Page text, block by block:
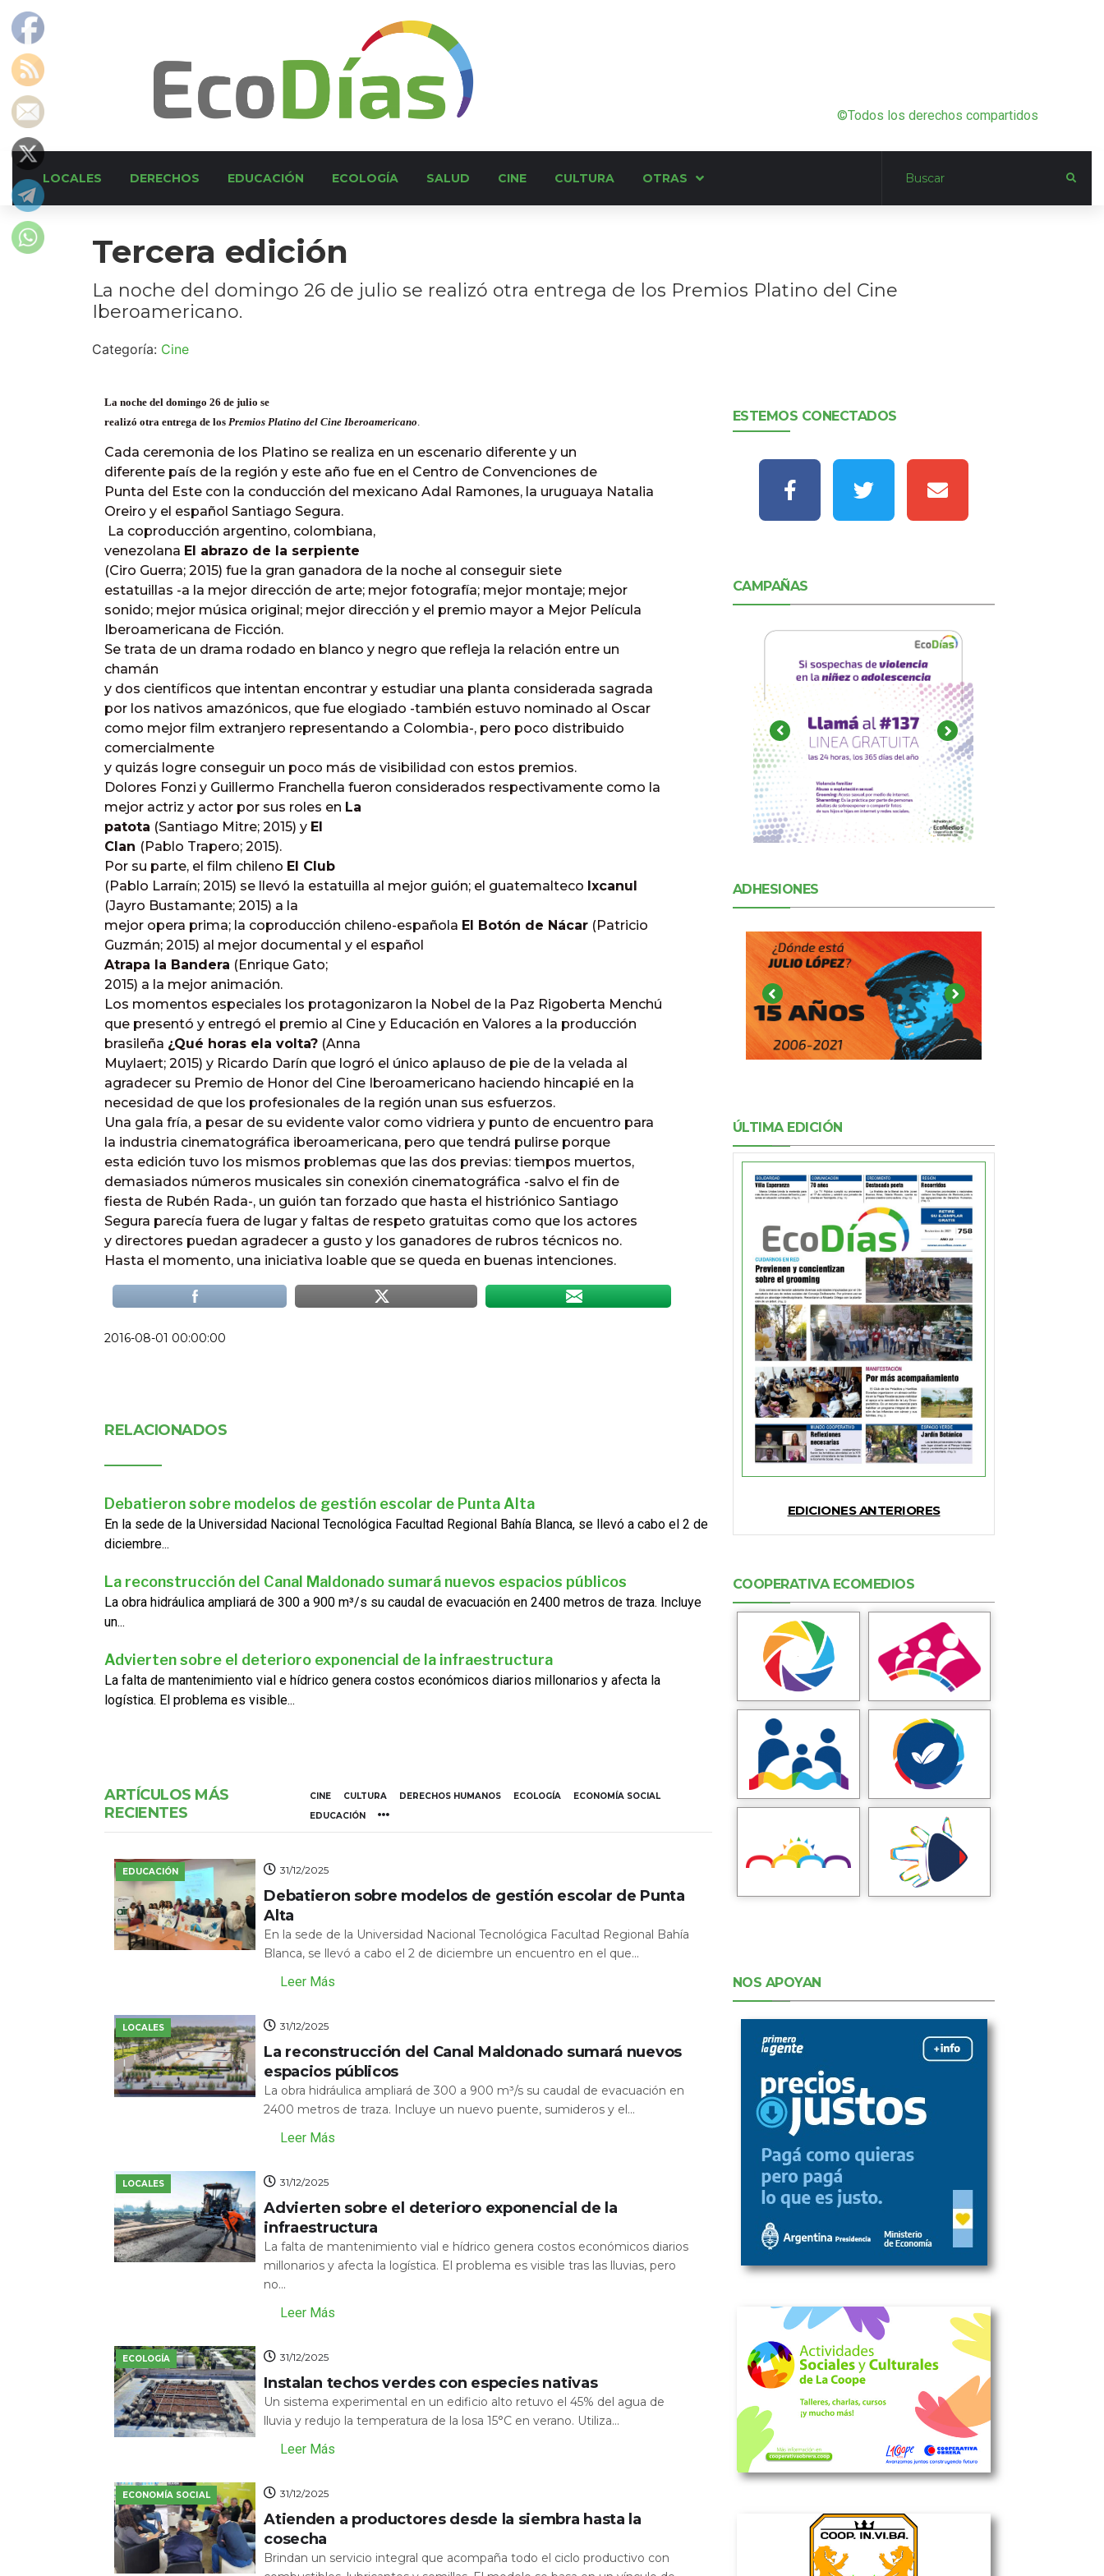
©Todos los derechos compartidos
LOCALES DERECHOS EDUCACIÓN ECOLOGÍA SALUD CINE CULTURA OTRAS
Tercera edición
La noche del domingo 26 de julio se realizó otra entrega de los Premios Platino del Cine
Iberoamericano.
Categoría: Cine
La noche del domingo 26 de julio se
realizó otra entrega de los Premios Platino del Cine Iberoamericano.
Cada ceremonia de los Platino se realiza en un escenario diferente y un
diferente país de la región y este año fue en el Centro de Convenciones de
Punta del Este con la conducción del mexicano Adal Ramones, la uruguaya Natalia
Oreiro y el español Santiago Segura.
La coproducción argentino, colombiana,
venezolana El abrazo de la serpiente
(Ciro Guerra; 2015) fue la gran ganadora de la noche al conseguir siete
estatuillas -a la mejor dirección de arte; mejor fotografía; mejor montaje; mejor
sonido; mejor música original; mejor dirección y el premio mayor a Mejor Película
Iberoamericana de Ficción.
Se trata de un drama rodado en blanco y negro que refleja la relación entre un
chamán
y dos científicos que intentan encontrar y estudiar una planta considerada sagrada
por los nativos amazónicos, que fue elogiado -también estuvo nominado al Oscar
como mejor film extranjero representando a Colombia-, pero poco distribuido
comercialmente
y quizás logre conseguir un poco más de visibilidad con estos premios.
Dolores Fonzi y Guillermo Franchella fueron considerados respectivamente como la
mejor actriz y actor por sus roles en La
patota (Santiago Mitre; 2015) y El
Clan (Pablo Trapero; 2015).
Por su parte, el film chileno El Club
(Pablo Larraín; 2015) se llevó la estatuilla al mejor guión; el guatemalteco Ixcanul
(Jayro Bustamante; 2015) a la
mejor opera prima; la coproducción chileno-española El Botón de Nácar (Patricio
Guzmán; 2015) al mejor documental y el español
Atrapa la Bandera (Enrique Gato;
2015) a la mejor animación.
Los momentos especiales los protagonizaron la Nobel de la Paz Rigoberta Menchú
que presentó y entregó el premio al Cine y Educación en Valores a la producción
brasileña ¿Qué horas ela volta? (Anna
Muylaert; 2015) y Ricardo Darín que logró el único aplauso de pie de la velada al
agradecer su Premio de Honor del Cine Iberoamericano haciendo hincapié en la
necesidad de que los profesionales de la región unan sus esfuerzos.
Una gala fría, a pesar de su evidente valor como vidriera y punto de encuentro para
la industria cinematográfica iberoamericana, pero que tendrá pulirse porque
esta edición tuvo los mismos problemas que las dos previas: tiempos muertos,
demasiados números musicales sin conexión cinematográfica -salvo el fin de
fiesta de Rubén Rada-, un guión tan forzado que hasta el histriónico Santiago
Segura parecía fuera de lugar y faltas de respeto gratuitas como que los actores
y directores puedan agradecer a gusto y los ganadores de rubros técnicos no.
Hasta el momento, una iniciativa loable que se queda en buenas intenciones.
2016-08-01 00:00:00
RELACIONADOS
Debatieron sobre modelos de gestión escolar de Punta Alta
En la sede de la Universidad Nacional Tecnológica Facultad Regional Bahía Blanca, se llevó a cabo el 2 de
diciembre...
La reconstrucción del Canal Maldonado sumará nuevos espacios públicos
La obra hidráulica ampliará de 300 a 900 m³/s su caudal de evacuación en 2400 metros de traza. Incluye
un...
Advierten sobre el deterioro exponencial de la infraestructura
La falta de mantenimiento vial e hídrico genera costos económicos diarios millonarios y afecta la
logística. El problema es visible...
ARTÍCULOS MÁS
RECIENTES
CINE CULTURA DERECHOS HUMANOS ECOLOGÍA
ECONOMÍA SOCIAL
EDUCACIÓN
EDUCACIÓN 31/12/2025
Debatieron sobre modelos de gestión escolar de Punta
Alta
En la sede de la Universidad Nacional Tecnológica Facultad Regional Bahía
Blanca, se llevó a cabo el 2 de diciembre un encuentro en el que...
Leer Más
LOCALES 31/12/2025
La reconstrucción del Canal Maldonado sumará nuevos
espacios públicos
La obra hidráulica ampliará de 300 a 900 m³/s su caudal de evacuación en
2400 metros de traza. Incluye un nuevo puente, sumideros y el...
Leer Más
LOCALES 31/12/2025
Advierten sobre el deterioro exponencial de la
infraestructura
La falta de mantenimiento vial e hídrico genera costos económicos diarios
millonarios y afecta la logística. El problema es visible tras las lluvias, pero
no...
Leer Más
ECOLOGÍA 31/12/2025
Instalan techos verdes con especies nativas
Un sistema experimental en un edificio alto retuvo el 45% del agua de
lluvia y redujo la temperatura de la losa 15°C en verano. Utiliza...
Leer Más
ECONOMÍA SOCIAL 31/12/2025
Atienden a productores desde la siembra hasta la
cosecha
Brindan un servicio integral que acompaña todo el ciclo productivo con
ESTEMOS CONECTADOS
CAMPAÑAS
ADHESIONES
ÚLTIMA EDICIÓN
EDICIONES ANTERIORES
COOPERATIVA ECOMEDIOS
NOS APOYAN